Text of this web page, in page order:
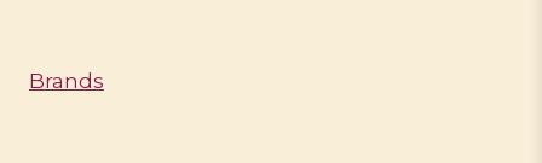
Brands